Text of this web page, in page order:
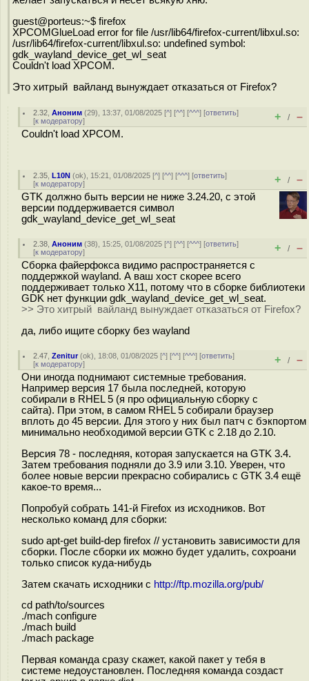
guest@porteus:~$ firefox
XPCOMGlueLoad error for file /usr/lib64/firefox-current/libxul.so:
/usr/lib64/firefox-current/libxul.so: undefined symbol:
gdk_wayland_device_get_wl_seat
Couldn't load XPCOM.
Это хитрый вайланд вынуждает отказаться от Firefox?
2.32 ,Аноним (29), 13:37, 01/08/2025 [^] [^^] [^^^] [ответить]
[к модератору] + / –
Couldn't load XPCOM.
2.35 ,L10N (ok), 15:21, 01/08/2025 [^] [^^] [^^^] [ответить]
[к модератору] + / –
GTK должно быть версии не ниже 3.24.20, с этой
версии поддерживается символ
gdk_wayland_device_get_wl_seat
2.38 ,Аноним (38), 15:25, 01/08/2025 [^] [^^] [^^^] [ответить]
[к модератору] + / –
Сборка файерфокса видимо распространяется с
поддержкой wayland. А ваш хост скорее всего
поддерживает только X11, потому что в сборке библиотеки
GDK нет функции gdk_wayland_device_get_wl_seat.
>> Это хитрый вайланд вынуждает отказаться от Firefox?
да, либо ищите сборку без wayland
2.47 ,Zenitur(ok), 18:08, 01/08/2025 [^] [^^] [^^^] [ответить]
[к модератору] + / –
Они иногда поднимают системные требования.
Например версия 17 была последней, которую
собирали в RHEL 5 (я про официальную сборку с
сайта). При этом, в самом RHEL 5 собирали браузер
вплоть до 45 версии. Для этого у них был патч с бэкпортом
минимально необходимой версии GTK с 2.18 до 2.10.
Версия 78 - последняя, которая запускается на GTK 3.4.
Затем требования подняли до 3.9 или 3.10. Уверен, что
более новые версии прекрасно собирались с GTK 3.4 ещё
какое-то время...
Попробуй собрать 141-й Firefox из исходников. Вот
несколько команд для сборки:
sudo apt-get build-dep firefox // установить зависимости для
сборки. После сборки их можно будет удалить, сохроани
только список куда-нибудь
Затем скачать исходники с http://ftp.mozilla.org/pub/
cd path/to/sources
./mach configure
./mach build
./mach package
Первая команда сразу скажет, какой пакет у тебя в
системе недоустановлен. Последняя команда создаст